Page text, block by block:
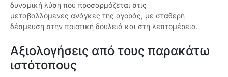
δυναμική λύση που προσαρμόζεται στις
μεταβαλλόμενες ανάγκες της αγοράς, με σταθερή
δέσμευση στην ποιοτική δουλειά και στη λεπτομέρεια.
Αξιολογήσεις από τους παρακάτω
ιστότοπους